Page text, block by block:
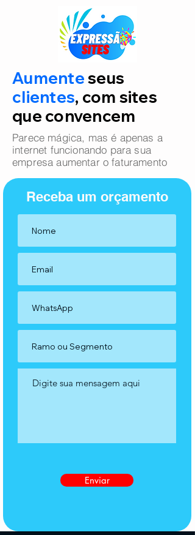
Aumenteseus
clientes, com sites
que convencem
Parece mágica, mas é apenas a
internet funcionando para sua
empresa aumentar o faturamento
Receba um orçamento
Enviar